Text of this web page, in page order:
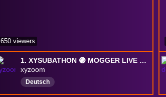
1. XYSUBATHON 🟣 MOGGER LIVE 🟣 TOP 1 BAL 🟣 BEST HUGO CLAN 🟣CLANFIGHTS/DUELS/CLIPFARMS 🟣 !INSTA 🟣
xyzoom
Deutsch
650 viewers